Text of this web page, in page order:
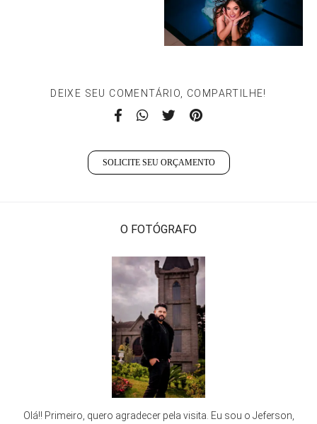
DEIXE SEU COMENTÁRIO, COMPARTILHE!
SOLICITE SEU ORÇAMENTO
O FOTÓGRAFO
Olá!! Primeiro, quero agradecer pela visita. Eu sou o Jeferson,